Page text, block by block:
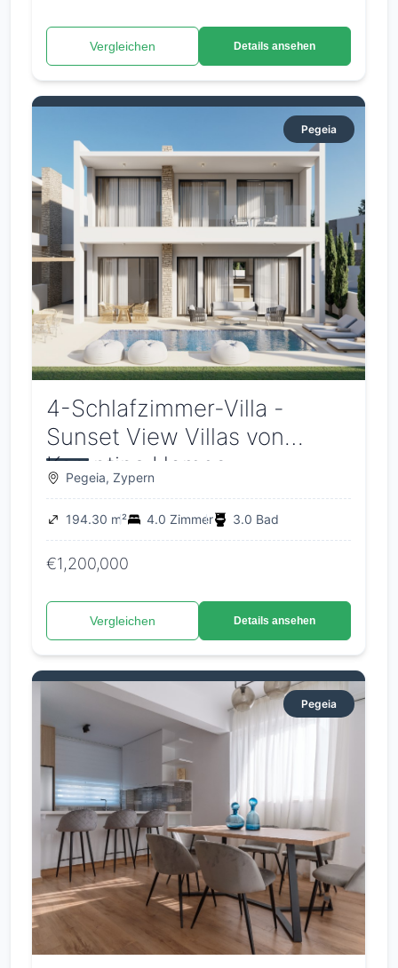
Vergleichen Details ansehen
Pegeia
4-Schlafzimmer-Villa -
Sunset View Villas von
Korantina Homes
Pegeia, Zypern
194.30 m² 4.0 Zimmer 3.0 Bad
€1,200,000
Vergleichen Details ansehen
Pegeia